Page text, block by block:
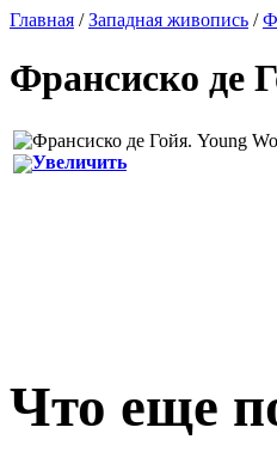
Главная /Западная живопись /
Франсиско де
Увеличить
Что еще